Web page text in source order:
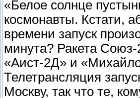
«Белое солнце
космонавты. Кстати,
времени запуск
минута? Ракета Союз-
«Аист-2Д» и
Телетрансляция
Москву, так что те,